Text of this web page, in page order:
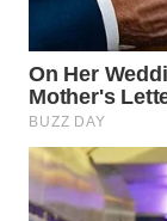
DEPOK
WN
TAPANULI
UTARA